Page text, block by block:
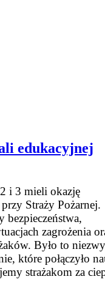
edukacyjnej
i 3 mieli okazję
Straży Pożarnej.
bezpieczeństwa,
zagrożenia
Było to
które połączyło
strażakom za